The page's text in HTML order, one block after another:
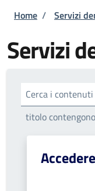
Briciole di
Home / Servizi
Servizi
Cerca i
titolo